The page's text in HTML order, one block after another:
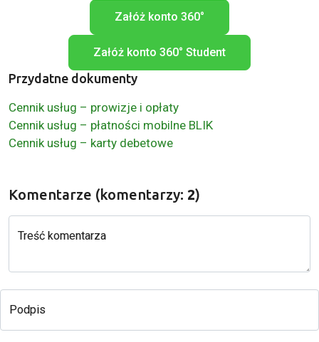
Załóż konto 360°
Załóż konto 360° Student
Przydatne dokumenty
Cennik usług – prowizje i opłaty
Cennik usług – płatności mobilne BLIK
Cennik usług – karty debetowe
Komentarze (komentarzy: 2)
Treść komentarza
Podpis